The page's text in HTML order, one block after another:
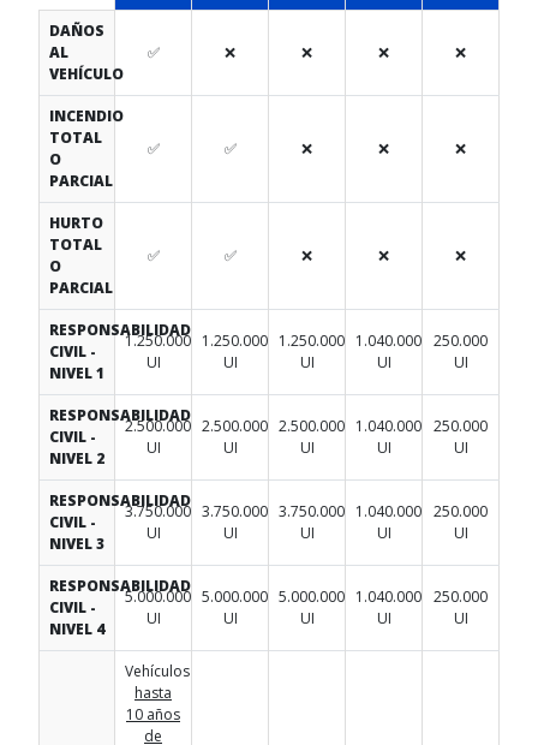
DAÑOS
AL
VEHÍCULO
✅ ❌ ❌ ❌ ❌
INCENDIO
TOTAL
O
PARCIAL
✅ ✅ ❌ ❌ ❌
HURTO
TOTAL
O
PARCIAL
✅ ✅ ❌ ❌ ❌
RESPONSABILIDAD
CIVIL -
NIVEL 1
1.250.000
UI
1.250.000
UI
1.250.000
UI
1.040.000
UI
250.000
UI
RESPONSABILIDAD
CIVIL -
NIVEL 2
2.500.000
UI
2.500.000
UI
2.500.000
UI
1.040.000
UI
250.000
UI
RESPONSABILIDAD
CIVIL -
NIVEL 3
3.750.000
UI
3.750.000
UI
3.750.000
UI
1.040.000
UI
250.000
UI
RESPONSABILIDAD
CIVIL -
NIVEL 4
5.000.000
UI
5.000.000
UI
5.000.000
UI
1.040.000
UI
250.000
UI
Vehículos
hasta
10 años
de